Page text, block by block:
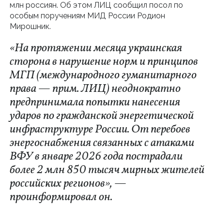
млн россиян. Об этом ЛИЦ сообщил посол по
особым поручениям МИД России Родион
Мирошник.
«На протяжении месяца украинская
сторона в нарушение норм и принципов
МГП (международного гуманитарного
права — прим. ЛИЦ) неоднократно
предпринимала попытки нанесения
ударов по гражданской энергетической
инфраструктуре России. От перебоев
энергоснабжения связанных с атаками
ВФУ в январе 2026 года пострадали
более 2 млн 850 тысяч мирных жителей
российских регионов», —
проинформировал он.